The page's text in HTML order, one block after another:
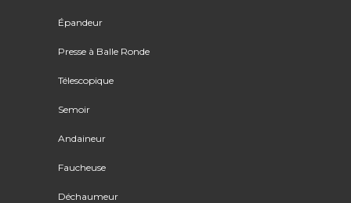
Épandeur
Presse à Balle Ronde
Télescopique
Semoir
Andaineur
Faucheuse
Déchaumeur